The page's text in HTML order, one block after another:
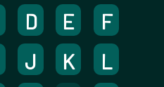
D E
F
J K
L